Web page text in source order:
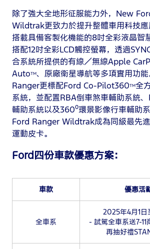
除了強大全地形征服能力外，New
Wildtrak更致力於提升整體車用科技
搭載具備客製化機能的8吋全彩液晶智
搭配12吋全彩LCD觸控螢幕，透過
合系統所提供的有線／無線Apple
AutoTM、原廠衛星導航等多項實用功
Ranger更標配Ford Co-Pilot360TM全
系統，並配置RBA倒車煞車輔助系統
輔助系統以及360⁰環景影像行車輔助
Ford Ranger Wildtrak成為同級最先
運動皮卡。
Ford四份車款優惠方案：
車款 優惠活
全車系
2025年4月1
- 試駕全車系送7-
再抽好禮